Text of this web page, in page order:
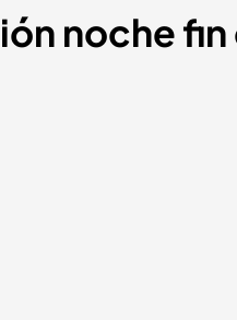
noche